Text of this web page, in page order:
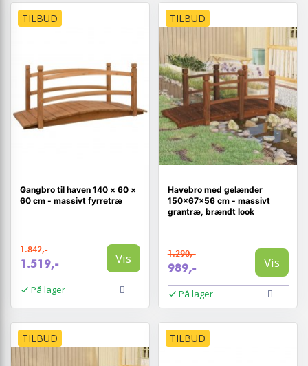
TILBUD
Gangbro til haven 140 × 60 ×
60 cm - massivt fyrretræ
1.842,-
1.519,- Vis
På lager
TILBUD
Havebro med gelænder
150×67×56 cm - massivt
grantræ, brændt look
1.290,-
989,- Vis
På lager
TILBUD TILBUD